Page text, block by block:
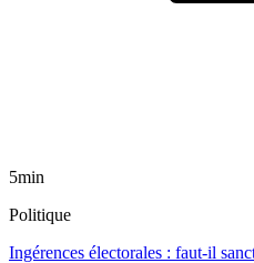
5min
Politique
Ingérences électorales : faut-il